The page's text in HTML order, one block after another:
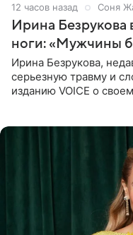
12 часов назад Соня
Ирина Безрукова
ноги: «Мужчины
Ирина Безрукова,
серьезную травму и
изданию VOICE о